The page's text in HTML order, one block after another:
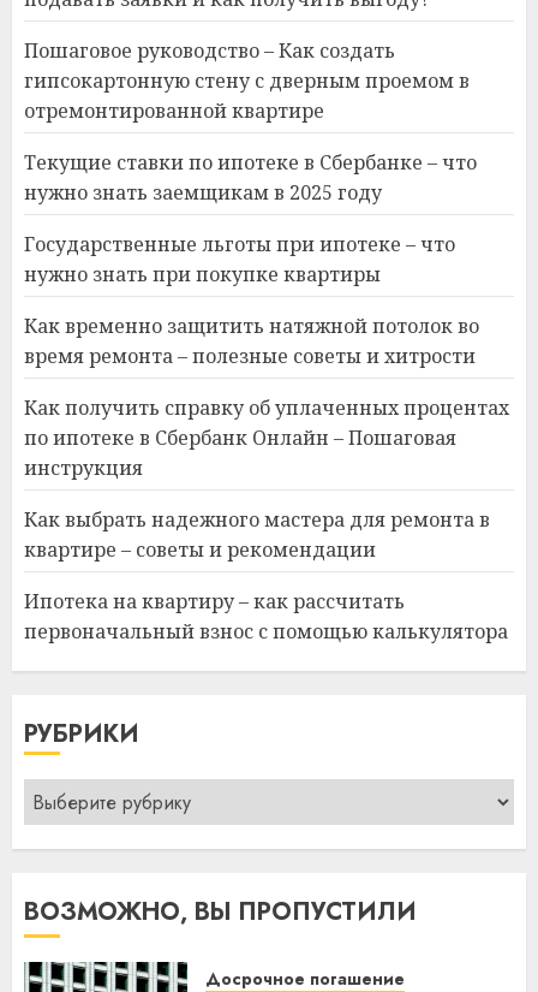
Пошаговое руководство – Как создать
гипсокартонную стену с дверным проемом в
отремонтированной квартире
Текущие ставки по ипотеке в Сбербанке – что
нужно знать заемщикам в 2025 году
Государственные льготы при ипотеке – что
нужно знать при покупке квартиры
Как временно защитить натяжной потолок во
время ремонта – полезные советы и хитрости
Как получить справку об уплаченных процентах
по ипотеке в Сбербанк Онлайн – Пошаговая
инструкция
Как выбрать надежного мастера для ремонта в
квартире – советы и рекомендации
Ипотека на квартиру – как рассчитать
первоначальный взнос с помощью калькулятора
РУБРИКИ
Рубрики
ВОЗМОЖНО, ВЫ ПРОПУСТИЛИ
Досрочное погашение